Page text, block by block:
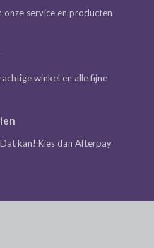
service en producten
winkel en alle fijne
kan! Kies dan Afterpay